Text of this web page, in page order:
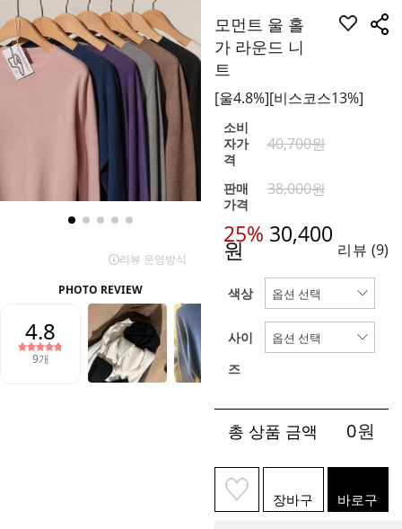
모먼트 울 홀
가 라운드 니
트
[울4.8%][비스코스13%]
소비
자가
격
40,700원
판매
가격
38,000원
25% 30,400
원 리뷰 (9)
색상
사이
즈
총 상품 금액 0원
장바구 바로구